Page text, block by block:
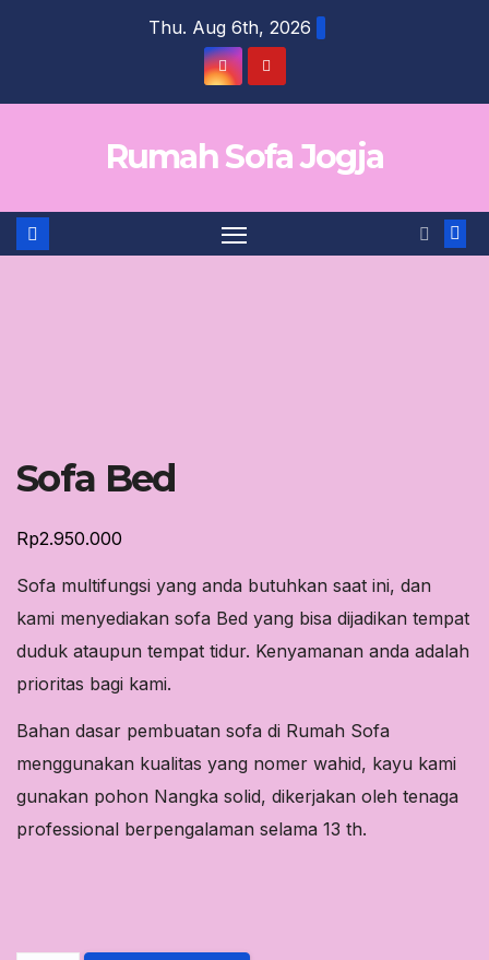
Thu. Aug 6th, 2026
Rumah Sofa Jogja
Sofa Bed
Rp2.950.000
Sofa multifungsi yang anda butuhkan saat ini, dan
kami menyediakan sofa Bed yang bisa dijadikan tempat
duduk ataupun tempat tidur. Kenyamanan anda adalah
prioritas bagi kami.
Bahan dasar pembuatan sofa di Rumah Sofa
menggunakan kualitas yang nomer wahid, kayu kami
gunakan pohon Nangka solid, dikerjakan oleh tenaga
professional berpengalaman selama 13 th.